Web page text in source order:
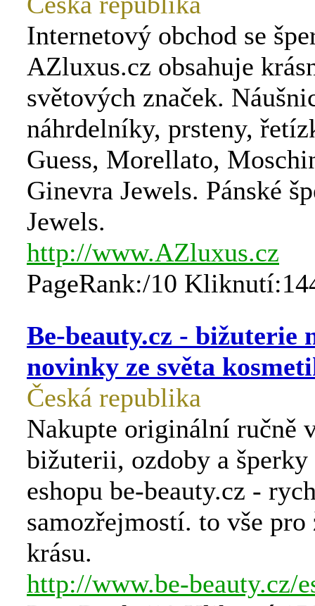
Internetový obchod se
AZluxus.cz obsahuje
světových značek.
náhrdelníky, prsteny,
Guess, Morellato,
Ginevra Jewels. Pánské
Jewels.
http://www.AZluxus.cz
PageRank:/10
Be-beauty.cz - bižuterie
novinky ze světa
Česká republika
Nakupte originální ručně
bižuterii, ozdoby a
eshopu be-beauty.cz -
samozřejmostí. to vše pro
krásu.
http://www.be-beauty.cz/